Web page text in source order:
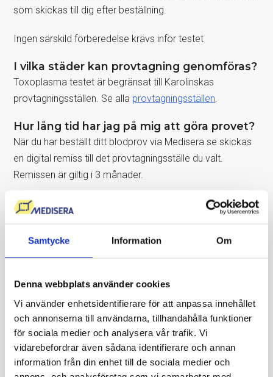
Samtycke Information Om
Denna webbplats använder cookies
Vi använder enhetsidentifierare för att anpassa innehållet
och annonserna till användarna, tillhandahålla funktioner
för sociala medier och analysera vår trafik. Vi
vidarebefordrar även sådana identifierare och annan
information från din enhet till de sociala medier och
som skickas till dig efter beställning.
Ingen särskild förberedelse krävs inför testet
I vilka städer kan provtagning genomföras?
Toxoplasma testet är begränsat till Karolinskas
provtagningsställen. Se alla provtagningsställen
Hur lång tid har jag på mig att göra provet?
När du har beställt ditt blodprov via Medisera.se skickas
en digital remiss till det provtagningsställe du valt.
Remissen är giltig i 3 månader.
Om resultatet
Om du får positivt svar för Toxoplasma IgG-antikroppar i
ingen siffra på hur hög eller låg nivån av antikroppar
du svaret negativt.
Ett positivt IgG-värde mot toxoplasma indikerar en
tidigare infektion och utvecklad immunitet, vilket innebär
att en frisk person inte löper risk för ny smitta. För gravida